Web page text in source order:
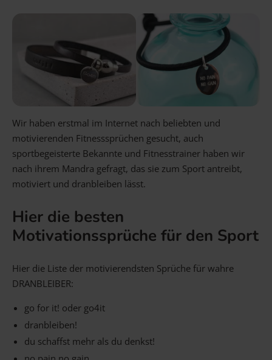
Wir haben erstmal im Internet nach beliebten und
motivierenden Fitnesssprüchen gesucht, auch
sportbegeisterte Bekannte und Fitnesstrainer haben wir
nach ihrem Mandra gefragt, das sie zum Sport antreibt,
motiviert und dranbleiben lässt.
Hier die besten
Motivationssprüche für den Sport
Hier die Liste der motivierendsten Sprüche für wahre
DRANBLEIBER:
go for it! oder go4it
dranbleiben!
du schaffst mehr als du denkst!